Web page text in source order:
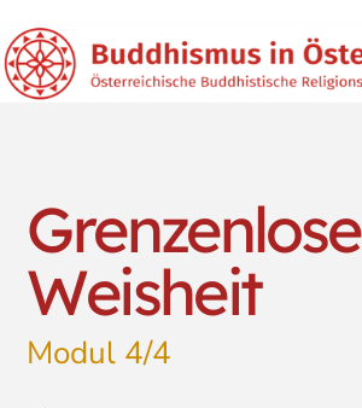
Grenzenlose
Weisheit
Modul 4/4